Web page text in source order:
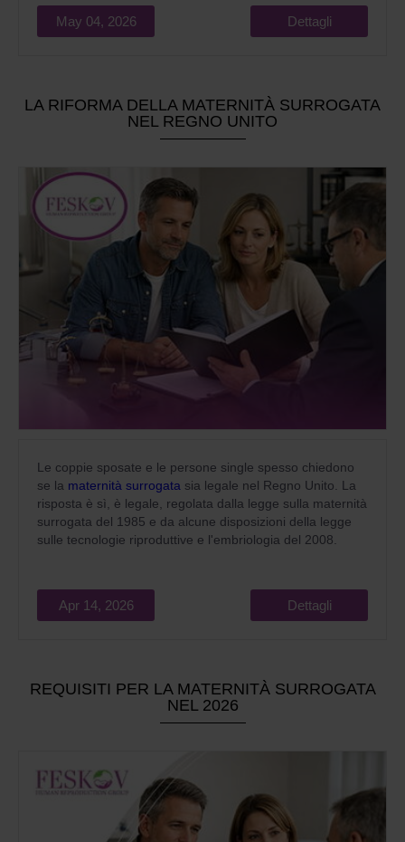
di maternità surrogata come standard obbligatorio per
un'assistenza medica di qualità.
May 04, 2026 Dettagli
LA RIFORMA DELLA MATERNITÀ SURROGATA
NEL REGNO UNITO
Le coppie sposate e le persone single spesso chiedono
se la maternità surrogata sia legale nel Regno Unito. La
risposta è sì, è legale, regolata dalla legge sulla maternità
surrogata del 1985 e da alcune disposizioni della legge
sulle tecnologie riproduttive e l'embriologia del 2008.
Apr 14, 2026 Dettagli
REQUISITI PER LA MATERNITÀ SURROGATA
NEL 2026